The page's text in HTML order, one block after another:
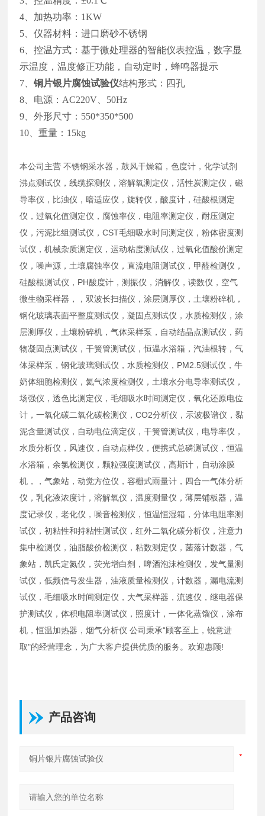
4、加热功率：1KW
5、仪器材料：进口磨砂不锈钢
6、控温方式：基于微处理器的智能仪表控温，数字显
示温度，温度修正功能，自动定时，蜂鸣器提示
7、铜片银片腐蚀试验仪结构形式：四孔
8、电源：AC220V、50Hz
9、外形尺寸：550*350*500
10、重量：15kg
本公司主营 不锈钢采水器，鼓风干燥箱，色度计，化学试剂
沸点测试仪，线缆探测仪，溶解氧测定仪，活性炭测定仪，磁
导率仪，比浊仪，暗适应仪，旋转仪，酸度计，硅酸根测定
仪，过氧化值测定仪，腐蚀率仪，电阻率测定仪，耐压测定
仪，污泥比组测试仪，CST毛细吸水时间测定仪，粉体密度测
试仪，机械杂质测定仪，运动粘度测试仪，过氧化值酸价测定
仪，噪声源，土壤腐蚀率仪，直流电阻测试仪，甲醛检测仪，
硅酸根测试仪，PH酸度计，测振仪，消解仪，读数仪，空气
微生物采样器，，双波长扫描仪，涂层测厚仪，土壤粉碎机，
钢化玻璃表面平整度测试仪，凝固点测试仪，水质检测仪，涂
层测厚仪，土壤粉碎机，气体采样泵，自动结晶点测试仪，药
物凝固点测试仪，干簧管测试仪，恒温水浴箱，汽油根转，气
体采样泵，钢化玻璃测试仪，水质检测仪，PM2.5测试仪，牛
奶体细胞检测仪，氦气浓度检测仪，土壤水分电导率测试仪，
场强仪，透色比测定仪，毛细吸水时间测定仪，氧化还原电位
计，一氧化碳二氧化碳检测仪，CO2分析仪，示波极谱仪，黏
泥含量测试仪，自动电位滴定仪，干簧管测试仪，电导率仪，
水质分析仪，风速仪，自动点样仪，便携式总磷测试仪，恒温
水浴箱，余氯检测仪，颗粒强度测试仪，高斯计，自动涂膜
机，，气象站，动觉方位仪，容栅式雨量计，四合一气体分析
仪，乳化液浓度计，溶解氧仪，温度测量仪，薄层铺板器，温
度记录仪，老化仪，噪音检测仪，恒温恒湿箱，分体电阻率测
试仪，初粘性和持粘性测试仪，红外二氧化碳分析仪，注意力
集中检测仪，油脂酸价检测仪，粘数测定仪，菌落计数器，气
象站，凯氏定氮仪，荧光增白剂，啤酒泡沫检测仪，发气量测
试仪，低频信号发生器，油液质量检测仪，计数器，漏电流测
试仪，毛细吸水时间测定仪，大气采样器，流速仪，继电器保
护测试仪，体积电阻率测试仪，照度计，一体化蒸馏仪，涂布
机，恒温加热器，烟气分析仪 公司秉承“顾客至上，锐意进
取"的经营理念，为广大客户提供优质的服务。欢迎惠顾!
产品咨询